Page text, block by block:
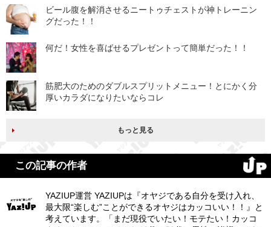
ビール腹を解消させるニートゥチェストが神トレーニン
グだった！！
何だ！女性を喜ばせるプレゼントって簡単だった！！
筋肥大のためのダブルスプリットメニュー！とにかく分
厚いカラダになりたいならコレ
もっと見る
この記事の作者
YAZIUP運営 YAZIUPは『オヤジである自分を受け入れ、
最大限“楽しむ”ことができるオヤジはカッコいい！！』と
考えています。「まだ現役でいたい！モテたい！カッコ